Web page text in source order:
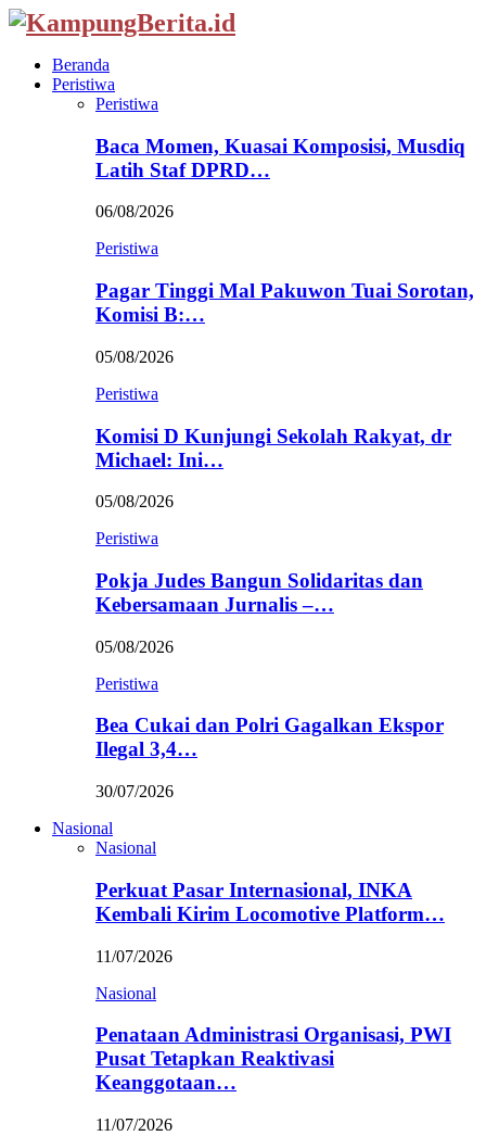
Beranda
Peristiwa
Peristiwa
Baca Momen, Kuasai Komposisi, Musdiq
Latih Staf DPRD…
06/08/2026
Peristiwa
Pagar Tinggi Mal Pakuwon Tuai Sorotan,
Komisi B:…
05/08/2026
Peristiwa
Komisi D Kunjungi Sekolah Rakyat, dr
Michael: Ini…
05/08/2026
Peristiwa
Pokja Judes Bangun Solidaritas dan
Kebersamaan Jurnalis –…
05/08/2026
Peristiwa
Bea Cukai dan Polri Gagalkan Ekspor
Ilegal 3,4…
30/07/2026
Nasional
Nasional
Perkuat Pasar Internasional, INKA
Kembali Kirim Locomotive Platform…
11/07/2026
Nasional
Penataan Administrasi Organisasi, PWI
Pusat Tetapkan Reaktivasi
Keanggotaan…
11/07/2026